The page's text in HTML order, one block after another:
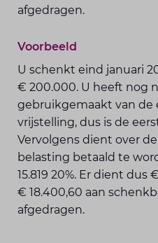
afgedragen.
Voorbeeld
U schenkt eind januari
€ 200.000. U heeft nog
gebruikgemaakt van de
vrijstelling, dus is de
Vervolgens dient over de
belasting betaald te
15.819 20%. Er dient dus
€ 18.400,60 aan
afgedragen.